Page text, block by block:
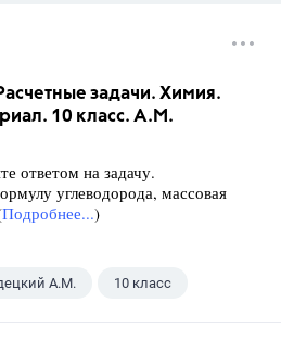
задачи. Химия.
10 класс. А.М.
ответом на задачу.
углеводорода, массовая
Подробнее...)
А.М. 10 класс